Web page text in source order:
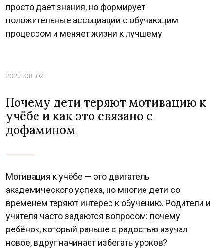
просто даёт знания, но формирует
положительные ассоциации с обучающим
процессом и меняет жизни к лучшему.
2025-08-02
Почему дети теряют мотивацию к
учёбе и как это связано с
дофамином
Мотивация к учёбе — это двигатель
академического успеха, но многие дети со
временем теряют интерес к обучению. Родители и
учителя часто задаются вопросом: почему
ребёнок, который раньше с радостью изучал
новое, вдруг начинает избегать уроков?